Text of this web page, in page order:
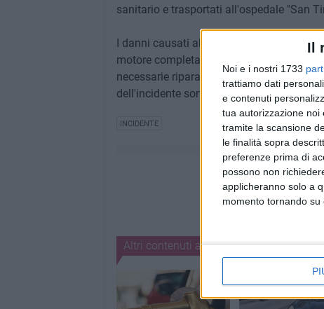
Il
Noi e i nostri 1733
trattiamo dati
e contenuti
tua autorizzazione noi
tramite la scansione
le finalità sopra
preferenze prima di
possono non
applicheranno solo a
momento tornando su
sanitario e trasportati all'ospedale "San
I danni causati all'imbarcazione sono
motore completamente sommersi
necessarie riparazioni, che
dell'incidente sono in corso da parte
INCIDENTE
Altri contenuti a tema